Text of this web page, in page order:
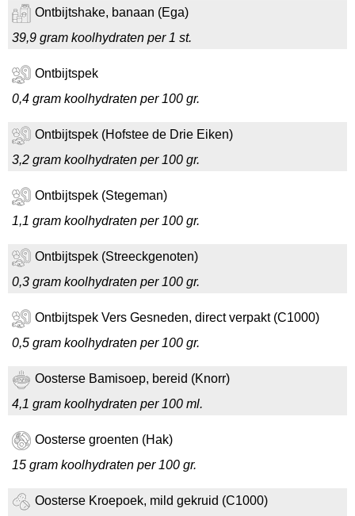
Ontbijtshake, banaan (Ega)
39,9 gram koolhydraten per 1 st.
Ontbijtspek
0,4 gram koolhydraten per 100 gr.
Ontbijtspek (Hofstee de Drie Eiken)
3,2 gram koolhydraten per 100 gr.
Ontbijtspek (Stegeman)
1,1 gram koolhydraten per 100 gr.
Ontbijtspek (Streeckgenoten)
0,3 gram koolhydraten per 100 gr.
Ontbijtspek Vers Gesneden, direct verpakt (C1000)
0,5 gram koolhydraten per 100 gr.
Oosterse Bamisoep, bereid (Knorr)
4,1 gram koolhydraten per 100 ml.
Oosterse groenten (Hak)
15 gram koolhydraten per 100 gr.
Oosterse Kroepoek, mild gekruid (C1000)